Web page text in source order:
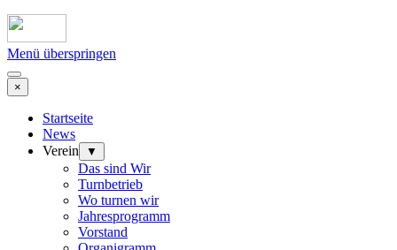
Menü überspringen
×
Startseite
News
Verein
▼
Das sind Wir
Turnbetrieb
Wo turnen wir
Jahresprogramm
Vorstand